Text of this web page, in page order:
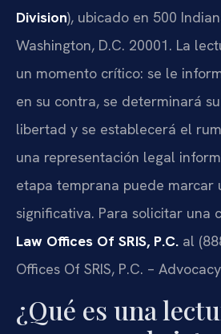
Division), ubicado en 500
Washington, D.C. 20001. La
un momento crítico: se le
en su contra, se determinará
libertad y se establecerá el
una representación legal
etapa temprana puede marcar
significativa. Para solicitar una
Law Offices Of SRIS, P.C. al
Offices Of SRIS, P.C. –
¿Qué es una